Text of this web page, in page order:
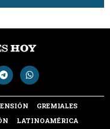
GREMIALES
LATINOAMÉRICA